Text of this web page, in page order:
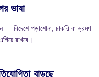
ভাষা
— বিদেশে পড়াশোনা, চাকরি বা ভ্রমণ —
রাখবে।
বাড়ছে